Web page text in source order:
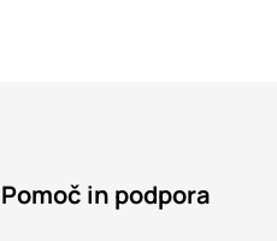
Pomoč in podpora